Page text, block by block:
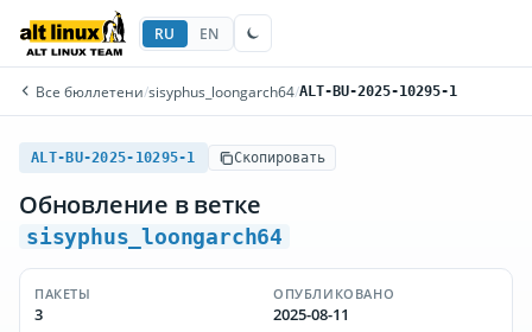
RU EN
Все бюллетени/sisyphus_loongarch64/ALT-BU-2025-10295-1
ALT-BU-2025-10295-1 Скопировать
Обновление в ветке
sisyphus_loongarch64
ПАКЕТЫ
3
ОПУБЛИКОВАНО
2025-08-11